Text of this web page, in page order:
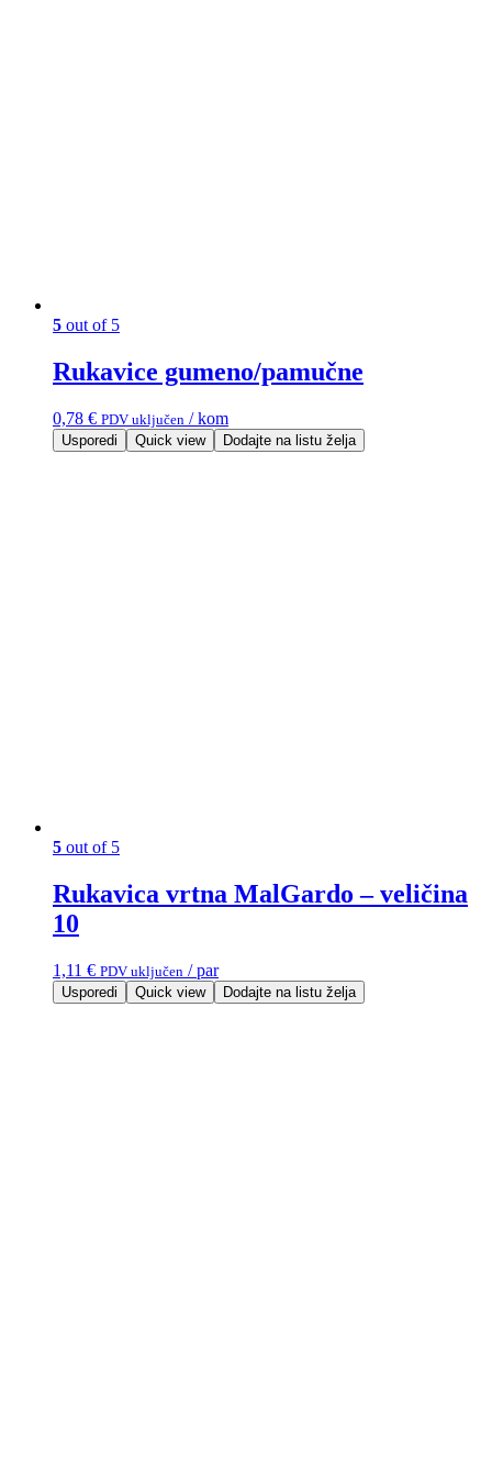
5 out of 5
Rukavice gumeno/pamučne
0,78 € PDV uključen / kom
Usporedi Quick view Dodajte na listu želja
5 out of 5
Rukavica vrtna MalGardo – veličina
10
1,11 € PDV uključen / par
Usporedi Quick view Dodajte na listu želja